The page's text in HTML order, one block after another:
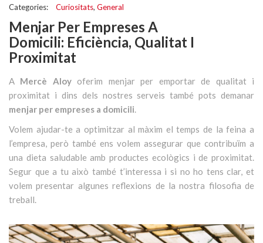
Categories:
Curiositats, General
Menjar Per Empreses A
Domicili: Eficiència, Qualitat I
Proximitat
A Mercè Aloy oferim menjar per emportar de qualitat i
proximitat i dins dels nostres serveis també pots demanar
menjar per empreses a domicili.
Volem ajudar-te a optimitzar al màxim el temps de la feina a
l’empresa, però també ens volem assegurar que contribuïm a
una dieta saludable amb productes ecològics i de proximitat.
Segur que a tu això també t’interessa i si no ho tens clar, et
volem presentar algunes reflexions de la nostra filosofia de
treball.